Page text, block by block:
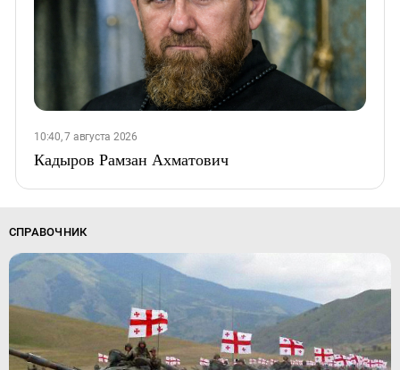
10:40, 7 августа 2026
Кадыров Рамзан Ахматович
СПРАВОЧНИК